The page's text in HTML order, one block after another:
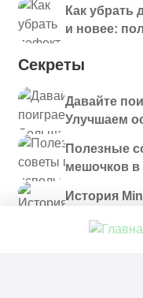
Как убрать
и новее:
Секреты
Давайте
Улучшаем
Полезные
мешочков в
История